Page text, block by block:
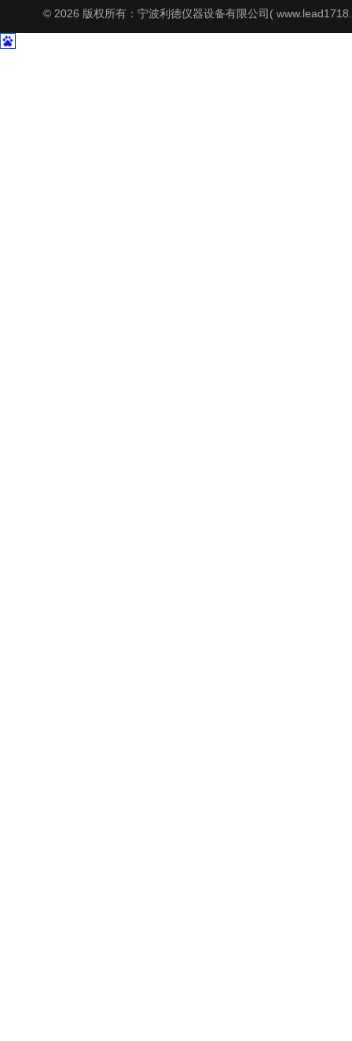
© 2026 版权所有：宁波利德仪器设备有限公司(